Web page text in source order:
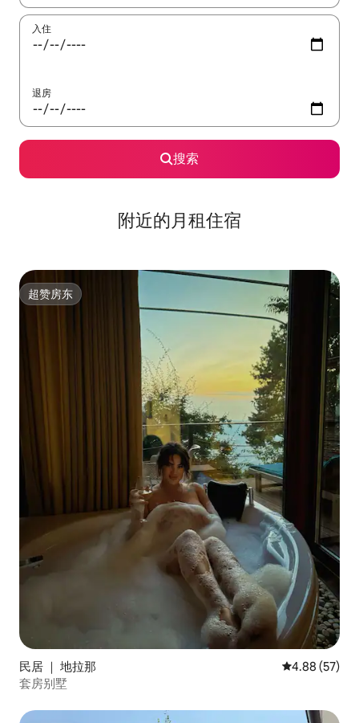
入住
退房
搜索
附近的月租住宿
超赞房东
超赞房东
民居 ｜ 地拉那 平均评分
4.88 (57)
套房别墅